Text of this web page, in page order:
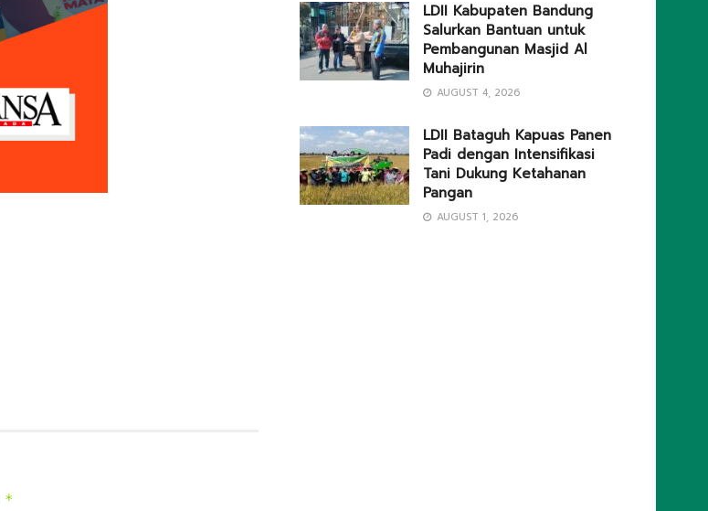
*
LDII Kabupaten Bandung
Salurkan Bantuan untuk
Pembangunan Masjid Al
Muhajirin
AUGUST 4, 2026
LDII Bataguh Kapuas Panen
Padi dengan Intensifikasi
Tani Dukung Ketahanan
Pangan
AUGUST 1, 2026